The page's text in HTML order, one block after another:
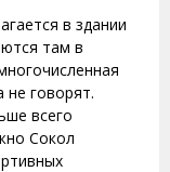
в здании
там в
не говорят.
всего
Сокол